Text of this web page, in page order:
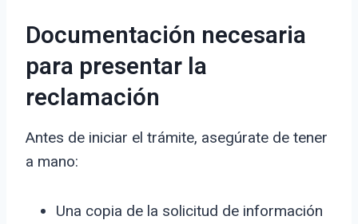
Documentación necesaria
para presentar la
reclamación
Antes de iniciar el trámite, asegúrate de tener
a mano:
Una copia de la solicitud de información